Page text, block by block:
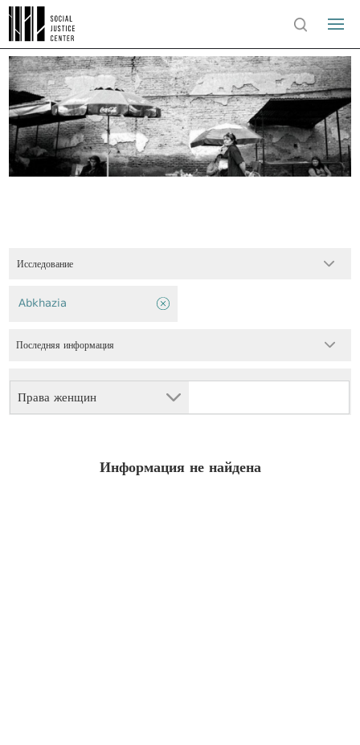
Исследование
Права женщин
Abkhazia
Последняя информация
Информация не найдена